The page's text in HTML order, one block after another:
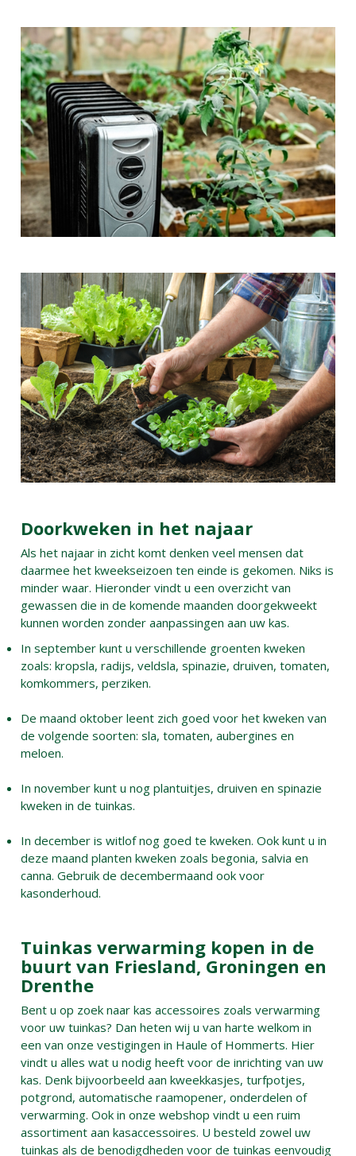
Doorkweken in het najaar
Als het najaar in zicht komt denken veel mensen dat
daarmee het kweekseizoen ten einde is gekomen. Niks is
minder waar. Hieronder vindt u een overzicht van
gewassen die in de komende maanden doorgekweekt
kunnen worden zonder aanpassingen aan uw kas.
In september kunt u verschillende groenten kweken
zoals: kropsla, radijs, veldsla, spinazie, druiven, tomaten,
komkommers, perziken.
De maand oktober leent zich goed voor het kweken van
de volgende soorten: sla, tomaten, aubergines en
meloen.
In november kunt u nog plantuitjes, druiven en spinazie
kweken in de tuinkas.
In december is witlof nog goed te kweken. Ook kunt u in
deze maand planten kweken zoals begonia, salvia en
canna. Gebruik de decembermaand ook voor
kasonderhoud.
Tuinkas verwarming kopen in de
buurt van Friesland, Groningen en
Drenthe
Bent u op zoek naar kas accessoires zoals verwarming
voor uw tuinkas? Dan heten wij u van harte welkom in
een van onze vestigingen in Haule of Hommerts. Hier
vindt u alles wat u nodig heeft voor de inrichting van uw
kas. Denk bijvoorbeeld aan kweekkasjes, turfpotjes,
potgrond, automatische raamopener, onderdelen of
verwarming. Ook in onze webshop vindt u een ruim
assortiment aan kasaccessoires. U besteld zowel uw
tuinkas als de benodigdheden voor de tuinkas eenvoudig